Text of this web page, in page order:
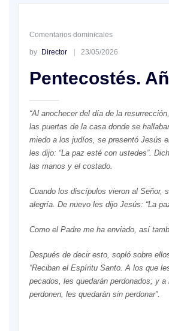
Comentarios dominicales
by Director 23/05/2026
Pentecostés.
“Al anochecer del día de la
las puertas de la casa donde se
miedo a los judíos, se presentó Jesús
les dijo: “La paz esté con ustedes”.
las manos y el costado.
Cuando los discípulos vieron al Señor,
alegría. De nuevo les dijo Jesús: “La
Como el Padre me ha enviado, así
Después de decir esto, sopló sobre
“Reciban el Espíritu Santo. A los que
pecados, les quedarán perdonados; y
perdonen, les quedarán sin perdonar”.